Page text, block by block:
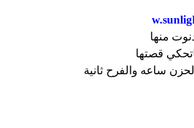
منها
قصتها
ساعه والفرح ثانية